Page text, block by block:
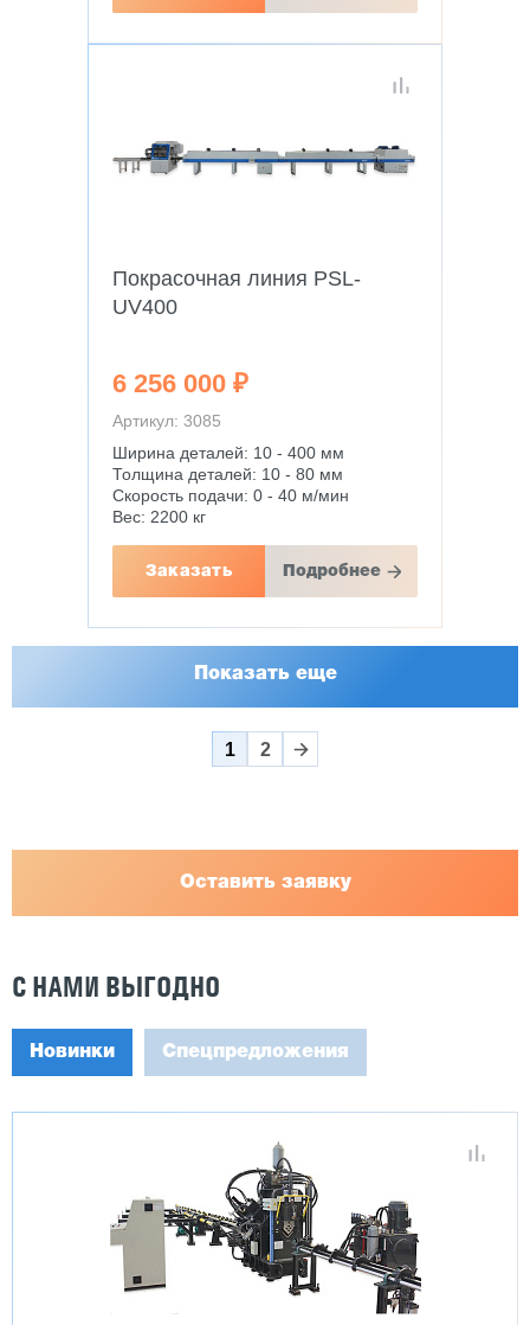
Покрасочная линия PSL-
UV400
6 256 000 ₽
Артикул: 3085
Ширина деталей: 10 - 400 мм
Толщина деталей: 10 - 80 мм
Скорость подачи: 0 - 40 м/мин
Вес: 2200 кг
Заказать Подробнее
Показать еще
1 2
Оставить заявку
С НАМИ ВЫГОДНО
Новинки Спецпредложения